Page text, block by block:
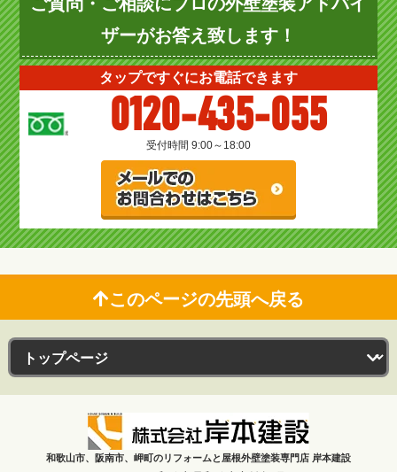
ザーがお答え致します！
タップですぐにお電話できます
0120-435-055
受付時間 9:00～18:00
このページの先頭へ戻る
和歌山市、阪南市、岬町のリフォームと屋根外壁塗装専門店 岸本建設